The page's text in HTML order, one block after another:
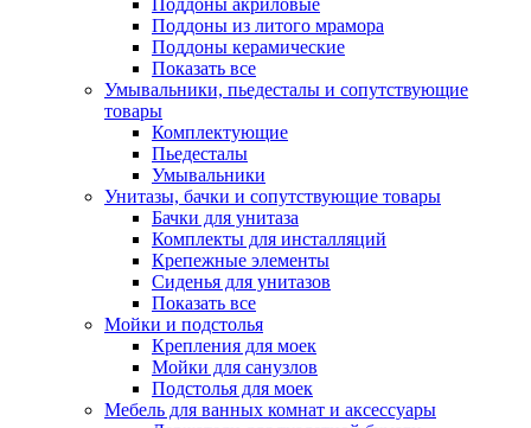
Поддоны акриловые
Поддоны из литого мрамора
Поддоны керамические
Показать все
Умывальники, пьедесталы и сопутствующие
товары
Комплектующие
Пьедесталы
Умывальники
Унитазы, бачки и сопутствующие товары
Бачки для унитаза
Комплекты для инсталляций
Крепежные элементы
Сиденья для унитазов
Показать все
Мойки и подстолья
Крепления для моек
Мойки для санузлов
Подстолья для моек
Мебель для ванных комнат и аксессуары